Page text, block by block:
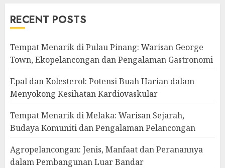
RECENT POSTS
Tempat Menarik di Pulau Pinang: Warisan George
Town, Ekopelancongan dan Pengalaman Gastronomi
Epal dan Kolesterol: Potensi Buah Harian dalam
Menyokong Kesihatan Kardiovaskular
Tempat Menarik di Melaka: Warisan Sejarah,
Budaya Komuniti dan Pengalaman Pelancongan
Agropelancongan: Jenis, Manfaat dan Peranannya
dalam Pembangunan Luar Bandar